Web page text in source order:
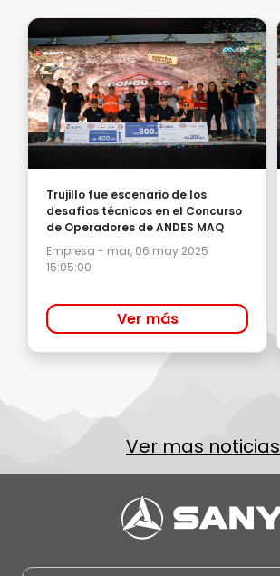
Trujillo fue escenario de los
desafíos técnicos en el Concurso
de Operadores de ANDES MAQ
Empresa - mar, 06 may 2025
15:05:00
Ver más
Ver mas noticias